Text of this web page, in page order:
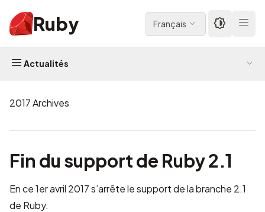
Ruby Français
Actualités
2017 Archives
Fin du support de Ruby 2.1
En ce 1er avril 2017 s’arrête le support de la branche 2.1
de Ruby.